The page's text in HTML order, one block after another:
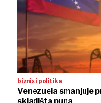
biznis i politika
Venezuela smanjuje
skladišta puna